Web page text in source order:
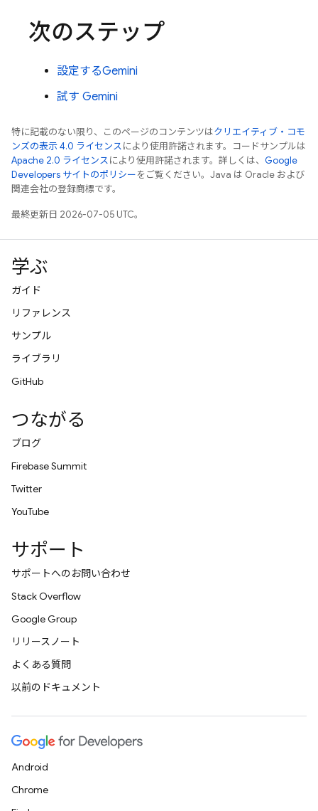
次のステップ
設定するGemini
試す Gemini
特に記載のない限り、このページのコンテンツはクリエイティブ・コモ
ンズの表示 4.0 ライセンスにより使用許諾されます。コードサンプルは
Apache 2.0 ライセンスにより使用許諾されます。詳しくは、 Google
Developers サイトのポリシーをご覧ください。Java は Oracle および
関連会社の登録商標です。
最終更新日 2026-07-05 UTC。
学ぶ
ガイド
リファレンス
サンプル
ライブラリ
GitHub
つながる
ブログ
Firebase Summit
Twitter
YouTube
サポート
サポートへのお問い合わせ
Stack Overflow
Google Group
リリースノート
よくある質問
以前のドキュメント
Android
Chrome